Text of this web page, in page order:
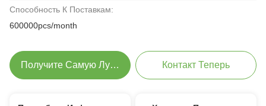
Способность К Поставкам:
600000pcs/month
Получите Самую Лучшую Цену Контакт Теперь